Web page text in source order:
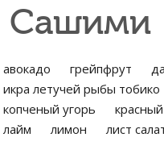
Сашими
авокадо грейпфрут
икра летучей рыбы тобико
копченый угорь
лайм
лимон лист